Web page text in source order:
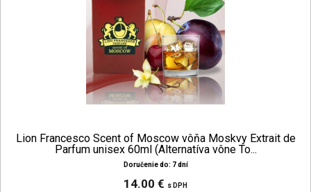
Lion Francesco Scent of Moscow vôňa Moskvy Extrait de
Parfum unisex 60ml (Alternatíva vône To...
Doručenie do: 7 dní
14.00 € s DPH